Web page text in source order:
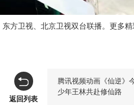
方卫视、北京卫视双台联播。更多精
腾讯视频动画《仙逆》
少年王林共赴修仙路
返回列表